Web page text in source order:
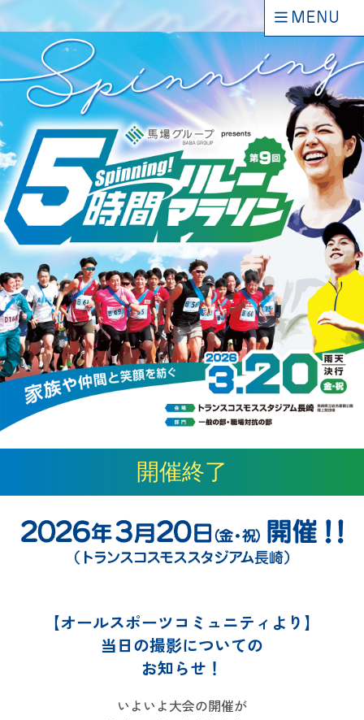
開催終了
【オールスポーツコミュニティより】
当日の撮影についての
お知らせ！
いよいよ大会の開催が